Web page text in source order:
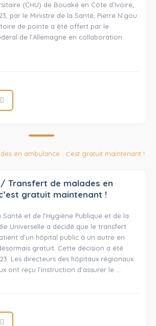
(CHU) de Bouaké en Côte d’Ivoire,
par le Ministre de la Santé, Pierre N’gou
de pointe a été offert par le
de l’Allemagne en collaboration
/ Transfert de malades en
gratuit maintenant !
Santé et de l’Hygiène Publique et de la
Universelle a décidé que le transfert
d’un hôpital public à un autre en
gratuit. Cette décision a été
Les directeurs des hôpitaux régionaux
ont reçu l’instruction d’assurer le …